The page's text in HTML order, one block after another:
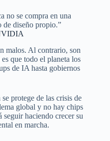
no se compra en una
de diseño propio.”
malos. Al contrario, son
que todo el planeta los
de IA hasta gobiernos
protege de las crisis de
global y no hay chips
haciendo crecer su
en marcha.